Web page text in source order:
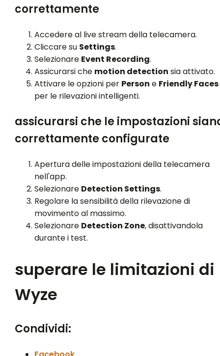
correttamente
Accedere al live stream della telecamera.
Cliccare su Settings.
Selezionare Event Recording.
Assicurarsi che motion detection sia attivato.
Attivare le opzioni per Person e Friendly Faces
per le rilevazioni intelligenti.
assicurarsi che le impostazioni
correttamente configurate
Apertura delle impostazioni della telecamera
nell'app.
Selezionare Detection Settings.
Regolare la sensibilità della rilevazione di
movimento al massimo.
Selezionare Detection Zone, disattivandola
durante i test.
superare le limitazioni di
Wyze
Condividi: